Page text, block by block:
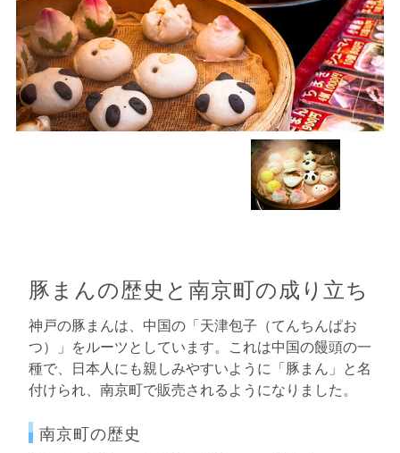
豚まんの歴史と南京町の成り立ち
神戸の豚まんは、中国の「天津包子（てんちんぱお
つ）」をルーツとしています。これは中国の饅頭の一
種で、日本人にも親しみやすいように「豚まん」と名
付けられ、南京町で販売されるようになりました。
南京町の歴史